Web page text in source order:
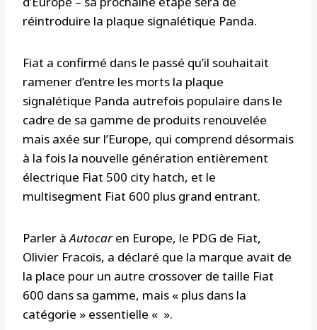
réintroduire la plaque signalétique Panda.
Fiat a confirmé dans le passé qu’il souhaitait
ramener d’entre les morts la plaque
signalétique Panda autrefois populaire dans le
cadre de sa gamme de produits renouvelée
mais axée sur l’Europe, qui comprend désormais
à la fois la nouvelle génération entièrement
électrique Fiat 500 city hatch, et le
multisegment Fiat 600 plus grand entrant.
Parler àAutocaren Europe, le PDG de Fiat,
Olivier Fracois, a déclaré que la marque avait de
la place pour un autre crossover de taille Fiat
600 dans sa gamme, mais « plus dans la
catégorie » essentielle « ».